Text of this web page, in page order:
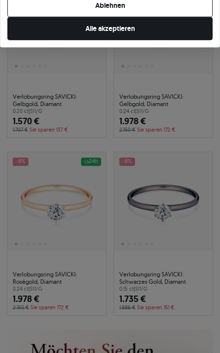
Verlobungsring SAVICKI:
Gelbgold, Diamant
0.20 ct|SI1/G
1.570 €
1.707 € Sie sparen 137 €
Verlobungsring SAVICKI:
Gelbgold, Diamant
0.24 ct|SI1/G
1.978 €
2.150 € Sie sparen 172 €
-8% 24h
Verlobungsring SAVICKI:
Roségold, Diamant
0.24 ct|SI1/G
1.978 €
2.150 € Sie sparen 172 €
-8%
Verlobungsring SAVICKI:
Schwarzes Gold, Diamant
0.15 ct|SI1/G
1.735 €
1.886 € Sie sparen 151 €
Ablehnen
Alle akzeptieren